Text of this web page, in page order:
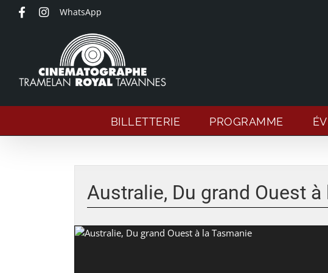
Passer
WhatsApp
BILLETTERIE PROGRAMME
Australie, Du grand Ouest à